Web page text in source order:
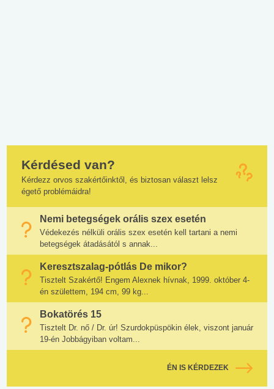
Kérdésed van?
Kérdezz orvos szakértőinktől, és biztosan választ lelsz
égető problémáidra!
Nemi betegségek orális szex esetén
Védekezés nélküli orális szex esetén kell tartani a nemi
betegségek átadásától s annak...
Keresztszalag-pótlás De mikor?
Tisztelt Szakértő! Engem Alexnek hívnak, 1999. október 4-
én születtem, 194 cm, 99 kg...
Bokatörés 15
Tisztelt Dr. nő / Dr. úr! Szurdokpüspökin élek, viszont január
19-én Jobbágyiban voltam...
ÉN IS KÉRDEZEK